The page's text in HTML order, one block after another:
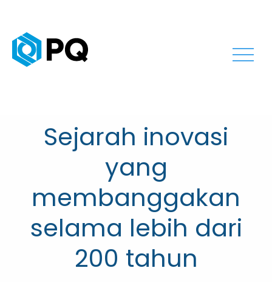
Sejarah inovasi
yang
membanggakan
selama lebih dari
200 tahun